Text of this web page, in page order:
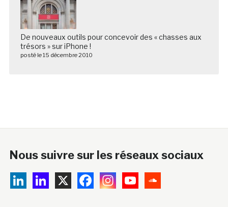
De nouveaux outils pour concevoir des « chasses aux
trésors » sur iPhone !
posté le 15 décembre 2010
Nous suivre sur les réseaux sociaux